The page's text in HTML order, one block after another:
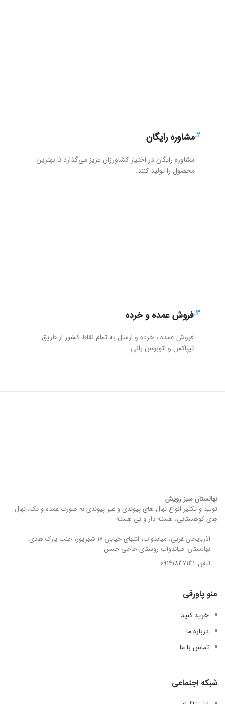
2.مشاوره رایگان
مشاوره رایگان در اختیار کشاورزان عزیز می‌گذارد تا بهترین
محصول را تولید کنند.
3.فروش عمده و خرده
فروش عمده ، خرده و ارسال به تمام نقاط کشور از طریق
تیپاکس و اتوبوس رانی
نهالستان سبز رویش
تولید و تکثیر انواع نهال های پیوندی و غیر پیوندی به صورت عمده و تک، نهال
های کوهستانی، هسته دار و بی هسته
آذربایجان غربی، میاندوآب، انتهای خیابان 17 شهریور، جنب پارک هادی.
نهالستان: میاندوآب روستای حاجی حسن
تلفن: 09141837131
منو پاورقی
خرید کنید
درباره ما
تماس با ما
شبکه اجتماعی